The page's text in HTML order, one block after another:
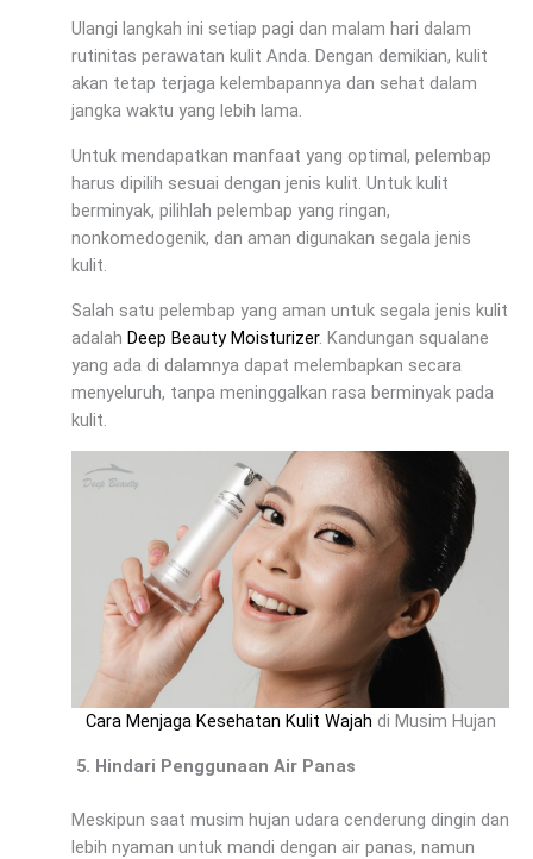
Ulangi langkah ini setiap pagi dan malam hari dalam
rutinitas perawatan kulit Anda. Dengan demikian, kulit
akan tetap terjaga kelembapannya dan sehat dalam
jangka waktu yang lebih lama.
Untuk mendapatkan manfaat yang optimal, pelembap
harus dipilih sesuai dengan jenis kulit. Untuk kulit
berminyak, pilihlah pelembap yang ringan,
nonkomedogenik, dan aman digunakan segala jenis
kulit.
Salah satu pelembap yang aman untuk segala jenis kulit
adalah Deep Beauty Moisturizer. Kandungan squalane
yang ada di dalamnya dapat melembapkan secara
menyeluruh, tanpa meninggalkan rasa berminyak pada
kulit.
Cara Menjaga Kesehatan Kulit Wajah di Musim Hujan
Hindari Penggunaan Air Panas
Meskipun saat musim hujan udara cenderung dingin dan
lebih nyaman untuk mandi dengan air panas, namun